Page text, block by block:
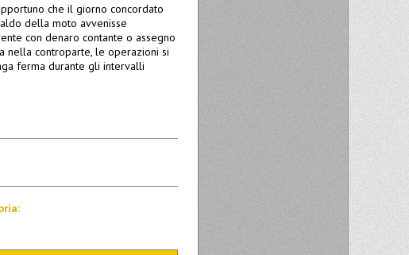
che il giorno concordato
della moto avvenisse
con denaro contante o assegno
nella controparte, le operazioni si
ferma durante gli intervalli